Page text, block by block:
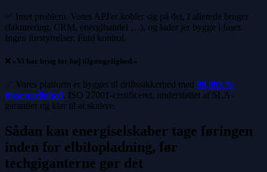
✅ Intet problem. Vores API'er kobler sig på det, I allerede bruger
(fakturering, CRM, energihandel …), og lader jer bygge i faser.
Ingen forstyrrelser. Fuld kontrol.
❌ »Vi har brug for høj tilgængelighed.«
✅ Vores platform er bygget til driftssikkerhed med 99,999 %
tilgængelighed. ISO 27001-certificeret, understøttet af SLA-
garantier og klar til at skalere.
Sådan kan energiselskaber tage føringen
inden for elbilopladning, før
techgiganterne gør det